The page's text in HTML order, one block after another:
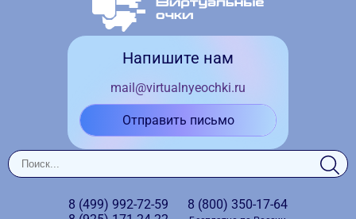
Напишите нам
mail@virtualnyeochki.ru
Отправить письмо
8 (499) 992-72-59
8 (800) 350-17-64